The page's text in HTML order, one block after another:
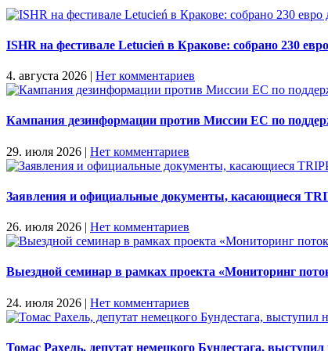
ISHR на фестивале Letucień в Кракове: собрано 230
4. августа 2026 | Нет комментариев
Кампания дезинформации против Миссии ЕС по
29. июля 2026 | Нет комментариев
Заявления и официальные документы, касающиеся
26. июля 2026 | Нет комментариев
Выездной семинар в рамках проекта «Мониторинг
24. июля 2026 | Нет комментариев
Томас Рахель, депутат немецкого Бундестага,